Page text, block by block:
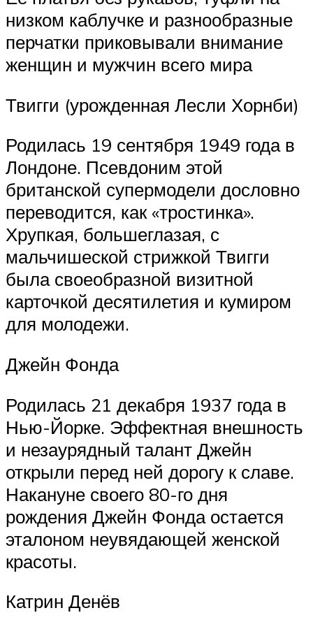
низком каблучке и разнообразные
перчатки приковывали внимание
женщин и мужчин всего мира
Твигги (урожденная Лесли Хорнби)
Родилась 19 сентября 1949 года в
Лондоне. Псевдоним этой
британской супермодели дословно
переводится, как «тростинка».
Хрупкая, большеглазая, с
мальчишеской стрижкой Твигги
была своеобразной визитной
карточкой десятилетия и кумиром
для молодежи.
Джейн Фонда
Родилась 21 декабря 1937 года в
Нью-Йорке. Эффектная внешность
и незаурядный талант Джейн
открыли перед ней дорогу к славе.
Накануне своего 80-го дня
рождения Джейн Фонда остается
эталоном неувядающей женской
красоты.
Катрин Денёв